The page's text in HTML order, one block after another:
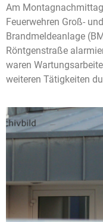
Am
Feuerwehren Groß-
Brandmeldeanlage
Röntgenstraße
waren
weiteren Tätigkeiten